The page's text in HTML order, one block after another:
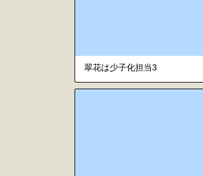
翠花は少子化担当3